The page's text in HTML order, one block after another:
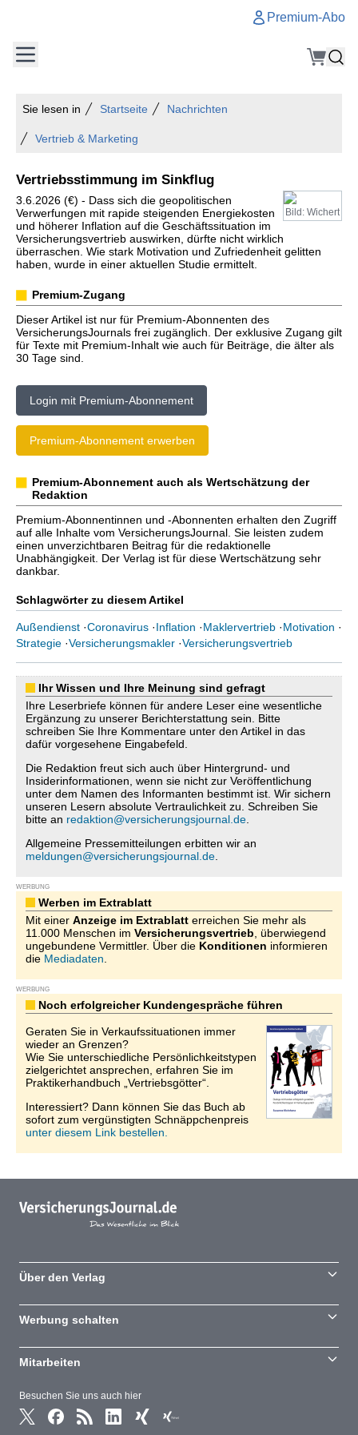
Premium-Abo
Sie lesen in Startseite Nachrichten
Vertrieb & Marketing
Vertriebsstimmung im Sinkflug
Bild: Wichert
3.6.2026 (€) - Dass sich die geopolitischen
Verwerfungen mit rapide steigenden Energiekosten
und höherer Inflation auf die Geschäftssituation im
Versicherungsvertrieb auswirken, dürfte nicht wirklich
überraschen. Wie stark Motivation und Zufriedenheit gelitten
haben, wurde in einer aktuellen Studie ermittelt.
Premium-Zugang
Dieser Artikel ist nur für Premium-Abonnenten des
VersicherungsJournals frei zugänglich. Der exklusive Zugang gilt
für Texte mit Premium-Inhalt wie auch für Beiträge, die älter als
30 Tage sind.
Login mit Premium-Abonnement
Premium-Abonnement erwerben
Premium-Abonnement auch als Wertschätzung der
Redaktion
Premium-Abonnentinnen und -Abonnenten erhalten den Zugriff
auf alle Inhalte vom VersicherungsJournal. Sie leisten zudem
einen unverzichtbaren Beitrag für die redaktionelle
Unabhängigkeit. Der Verlag ist für diese Wertschätzung sehr
dankbar.
Schlagwörter zu diesem Artikel
Außendienst ·Coronavirus ·Inflation ·Maklervertrieb ·Motivation ·
Strategie ·Versicherungsmakler ·Versicherungsvertrieb
Ihr Wissen und Ihre Meinung sind gefragt
Ihre Leserbriefe können für andere Leser eine wesentliche
Ergänzung zu unserer Berichterstattung sein. Bitte
schreiben Sie Ihre Kommentare unter den Artikel in das
dafür vorgesehene Eingabefeld.
Die Redaktion freut sich auch über Hintergrund- und
Insiderinformationen, wenn sie nicht zur Veröffentlichung
unter dem Namen des Informanten bestimmt ist. Wir sichern
unseren Lesern absolute Vertraulichkeit zu. Schreiben Sie
bitte an redaktion@versicherungsjournal.de
Allgemeine Pressemitteilungen erbitten wir an
meldungen@versicherungsjournal.de
WERBUNG
Werben im Extrablatt
Mit einer Anzeige im Extrablatt erreichen Sie mehr als
11.000 Menschen im Versicherungsvertrieb , überwiegend
ungebundene Vermittler. Über die Konditionen informieren
die Mediadaten
WERBUNG
Noch erfolgreicher Kundengespräche führen
Geraten Sie in Verkaufssituationen immer
wieder an Grenzen?
Wie Sie unterschiedliche Persönlichkeitstypen
zielgerichtet ansprechen, erfahren Sie im
Praktikerhandbuch „Vertriebsgötter“.
Interessiert? Dann können Sie das Buch ab
sofort zum vergünstigten Schnäppchenpreis
unter diesem Link bestellen.
Besuchen Sie uns auch hier
Über den Verlag
Werbung schalten
Mitarbeiten